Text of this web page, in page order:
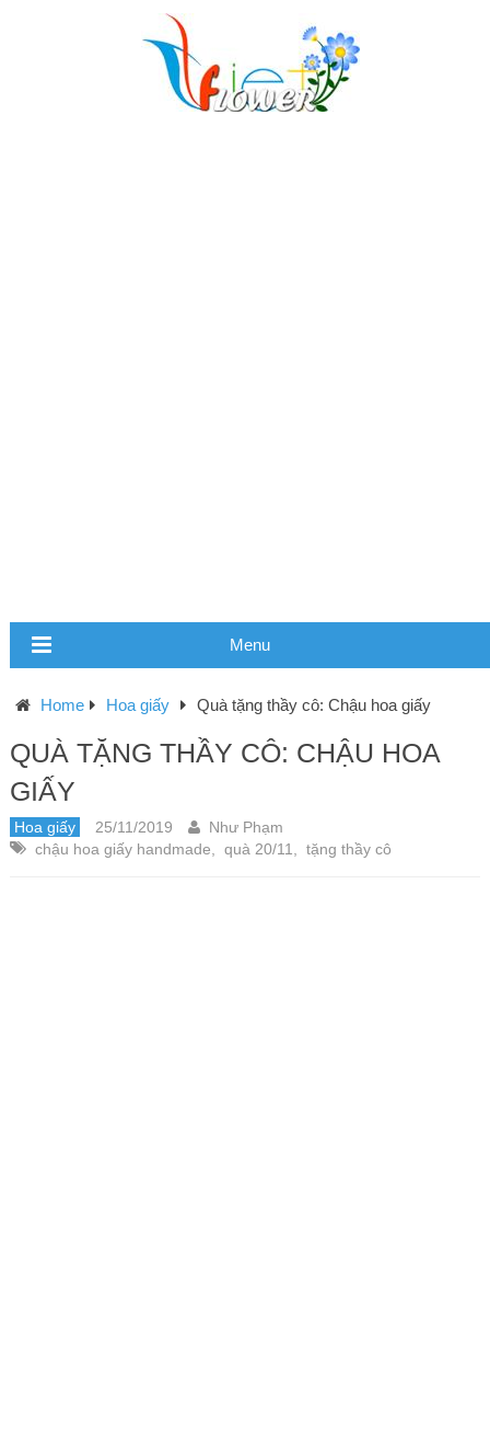
Menu
Home Hoa giấy Quà tặng thầy cô: Chậu hoa giấy
QUÀ TẶNG THẦY CÔ: CHẬU HOA
GIẤY
Hoa giấy 25/11/2019
Như Phạm
chậu hoa giấy handmade
quà 20/11 tặng thầy cô